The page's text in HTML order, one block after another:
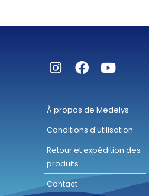
À propos de Medelys
Conditions d'utilisation
Retour et expédition des
produits
Contact